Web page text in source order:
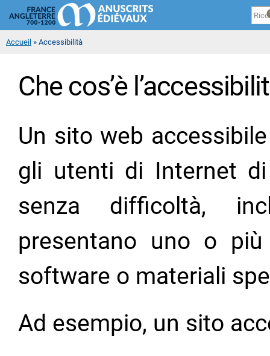
Pannello di gestione dei cookies
You are here
Accueil » Accessibilità
Che cos’è
Un sito web
gli utenti di Internet
senza difficoltà,
presentano uno o
software o materiali
Ad esempio, un sito